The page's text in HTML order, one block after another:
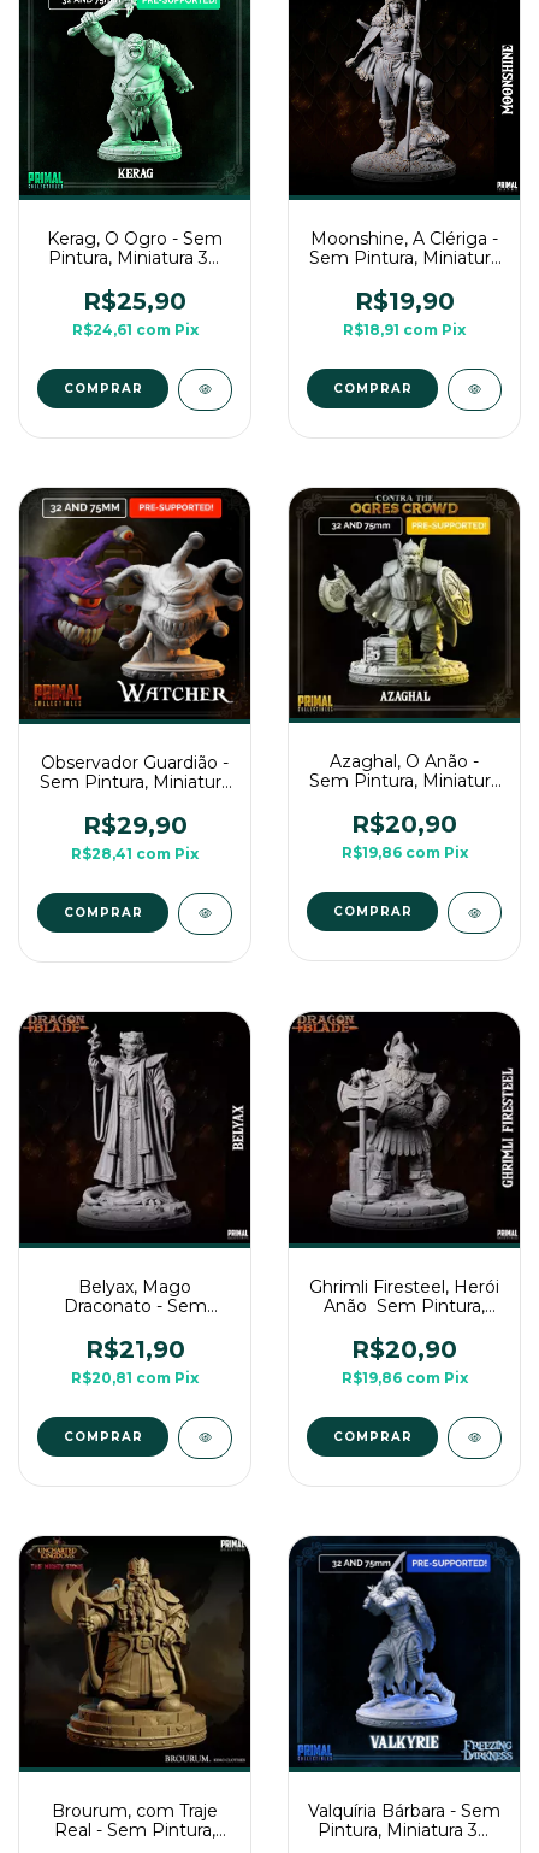
Kerag, O Ogro - Sem
Pintura, Miniatura 3D
Mesa
R$25,90
R$24,61 com Pix
Moonshine, A Clériga -
Sem Pintura, Miniatura
Mesa
R$19,90
R$18,91 com Pix
COMPRAR
Observador Guardião -
Sem Pintura, Miniatura
de Mesa
R$29,90
R$28,41 com Pix
Azaghal, O Anão -
Sem Pintura, Miniatura
de Mesa
R$20,90
R$19,86 com Pix
COMPRAR
Belyax, Mago
Draconato - Sem
Média Para RPG de
Mesa
R$21,90
R$20,81 com Pix
COMPRAR
Ghrimli Firesteel, Herói
Anão  Sem Pintura,
Para Rpg de Mesa
R$20,90
R$19,86 com Pix
COMPRAR
Brourum, com Traje
Real - Sem Pintura,
Valquíria Bárbara - Sem
Pintura, Miniatura 3D